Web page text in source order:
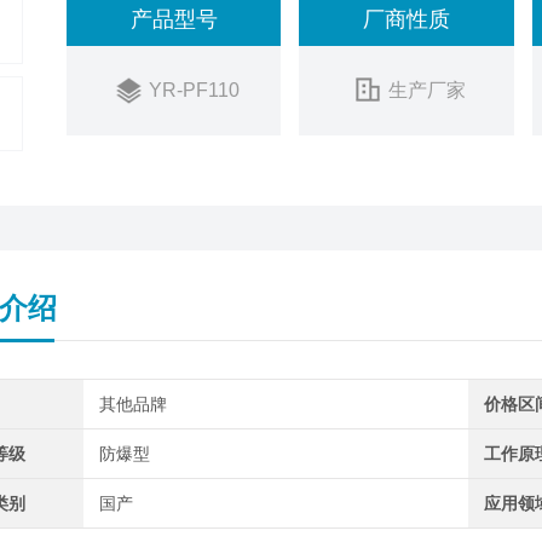
产品型号
YR-PF110
厂商性质
生产厂家
绍
其他品牌 价格区
级 防爆型 工作原
别 国产 应用领